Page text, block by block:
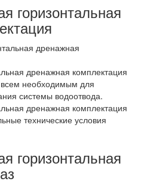
горизонтальная
дренажная комплектация
необходимым для
системы водоотвода.
дренажная комплектация
технические условия
горизонтальная